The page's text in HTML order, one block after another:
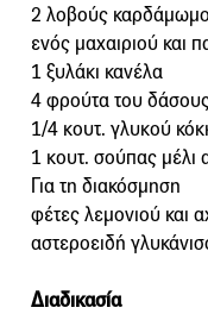
2 λοβούς
ενός μαχαιριού και
1 ξυλάκι κανέλα
4 φρούτα του
1/4 κουτ. γλυκού
1 κουτ. σούπας μέλι
Για τη διακόσμηση
φέτες λεμονιού και
αστεροειδή
Διαδικασία